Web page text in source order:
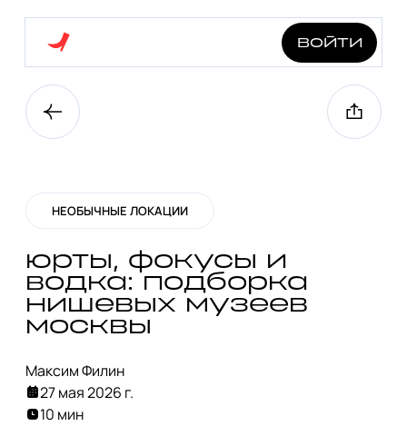
войти
НЕОБЫЧНЫЕ ЛОКАЦИИ
юрты, фокусы и
водка: подборка
нишевых музеев
москвы
Максим Филин
27 мая 2026 г.
10 мин